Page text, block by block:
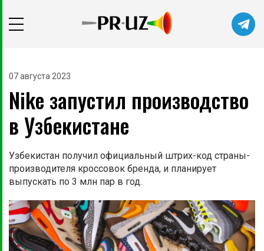
07 августа 2023
Nike запустил производство
в Узбекистане
Узбекистан получил официальный штрих-код страны-
производителя кроссовок бренда, и планирует
выпускать по 3 млн пар в год.